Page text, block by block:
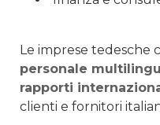
Le imprese tedesche
personale
rapporti
clienti e fornitori